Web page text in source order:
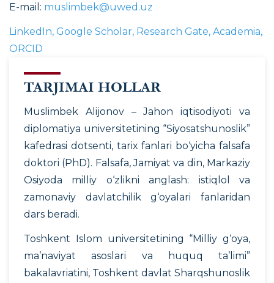
E-mail: muslimbek@uwed.uz
LinkedIn, Google Scholar, Research Gate, Academia,
ORCID
TARJIMAI HOLLAR
Muslimbek Alijonov – Jahon iqtisodiyoti va
diplomatiya universitetining “Siyosatshunoslik”
kafedrasi dotsenti, tarix fanlari bo‘yicha falsafa
doktori (PhD). Falsafa, Jamiyat va din, Markaziy
Osiyoda milliy o‘zlikni anglash: istiqlol va
zamonaviy davlatchilik g‘oyalari fanlaridan
dars beradi.
Toshkent Islom universitetining “Milliy g‘oya,
ma’naviyat asoslari va huquq ta’limi”
bakalavriatini, Toshkent davlat Sharqshunoslik